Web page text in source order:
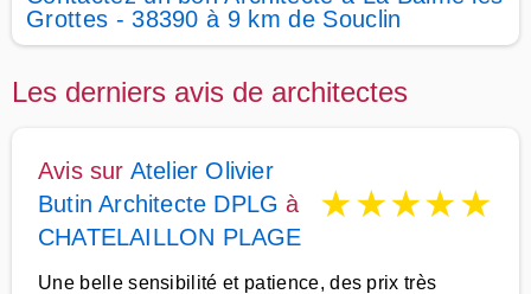
Grottes - 38390 à 9 km de Souclin
Les derniers avis de architectes
Avis sur Atelier Olivier
Butin Architecte DPLG à
CHATELAILLON PLAGE
★★★★★
Une belle sensibilité et patience, des prix très